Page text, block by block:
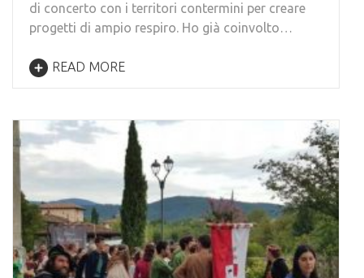
di concerto con i territori contermini per creare
progetti di ampio respiro. Ho già coinvolto…
READ MORE